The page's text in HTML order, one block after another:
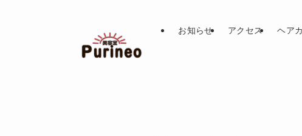
お知らせ アクセス ヘア